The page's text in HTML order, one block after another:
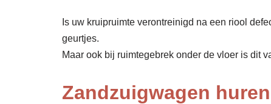
Is uw kruipruimte verontreinigd na een riool
geurtjes.
Maar ook bij ruimtegebrek onder de vloer is dit
Zandzuigwagen